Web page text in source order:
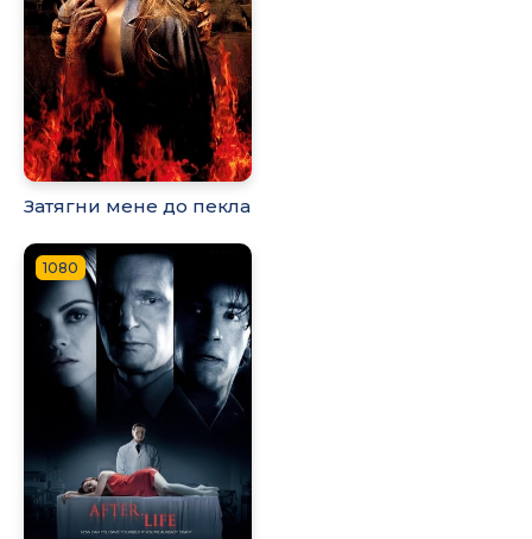
Затягни мене до пекла
1080